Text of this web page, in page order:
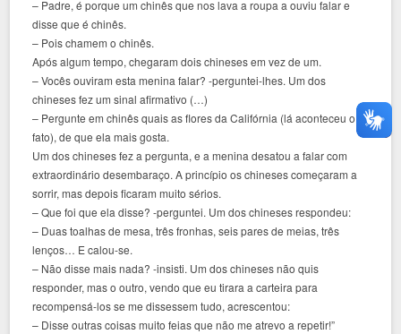
– Padre, é porque um chinês que nos lava a roupa a ouviu falar e
disse que é chinês.
– Pois chamem o chinês.
Após algum tempo, chegaram dois chineses em vez de um.
– Vocês ouviram esta menina falar? -perguntei-lhes. Um dos
chineses fez um sinal afirmativo (…)
– Pergunte em chinês quais as flores da Califórnia (lá aconteceu o
fato), de que ela mais gosta.
Um dos chineses fez a pergunta, e a menina desatou a falar com
extraordinário desembaraço. A princípio os chineses começaram a
sorrir, mas depois ficaram muito sérios.
– Que foi que ela disse? -perguntei. Um dos chineses respondeu:
– Duas toalhas de mesa, três fronhas, seis pares de meias, três
lenços… E calou-se.
– Não disse mais nada? -insisti. Um dos chineses não quis
responder, mas o outro, vendo que eu tirara a carteira para
recompensá-los se me dissessem tudo, acrescentou:
– Disse outras coisas muito feias que não me atrevo a repetir!”